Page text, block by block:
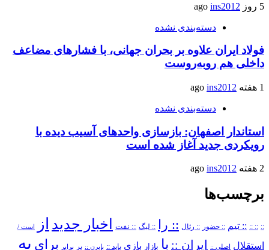
5 روز ago ins2012
دسته‌بندی نشده
فولاد ایران علاوه بر بحران جهانی، با فشارهای مضاعف
داخلی هم روبه‌روست
1 هفته ago ins2012
دسته‌بندی نشده
استاندار اصفهان: بازسازی واحدهای آسیب دیده با
رویکردی جدید آغاز شده است
2 هفته ago ins2012
برچسب‌ها
::
:: :: :: تیم :: حضور :: رئال :: را :: لیگ :: نفت اخبار جدید از است /
استقلال اصلی :: ایران :: با بازار بازی باید :: بایرن :: بر برابر برای به